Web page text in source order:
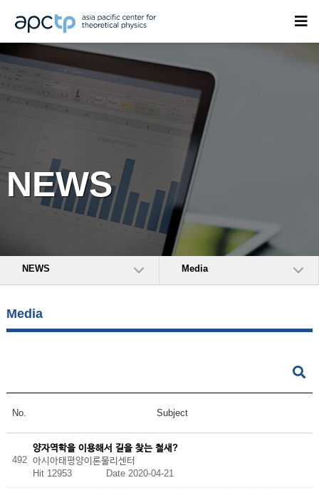
NEWS
NEWS Media
Media
No. Subject
492
양자역학을 이용해서 길을 찾는 철새?
아시아태평양이론물리센터
Hit 12953 Date 2020-04-21